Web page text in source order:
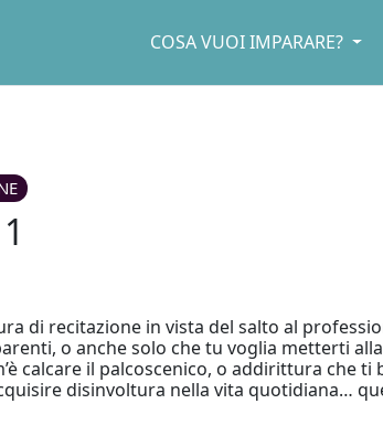
COSA VUOI IMPARARE?
di recitazione in vista del salto al
o anche solo che tu voglia metterti
calcare il palcoscenico, o addirittura che ti
disinvoltura nella vita quotidiana…